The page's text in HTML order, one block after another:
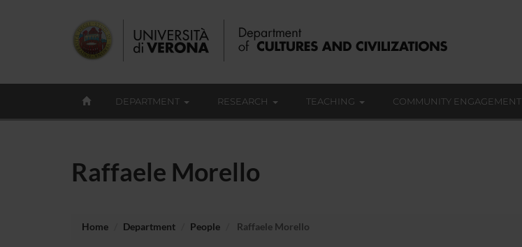
DEPARTMENT RESEARCH TEACHING COMMUNITY ENGAGEMENT
Raffaele Morello
Home Department People Raffaele Morello